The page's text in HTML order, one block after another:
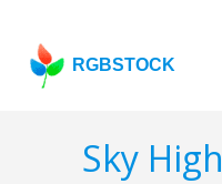
RGBSTOCK
Sky High